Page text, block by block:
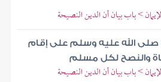
> باب بيان أن الدين النصيحة
صلى الله عليه وسلم على إقام
والنصح لكل مسلم
> باب بيان أن الدين النصيحة